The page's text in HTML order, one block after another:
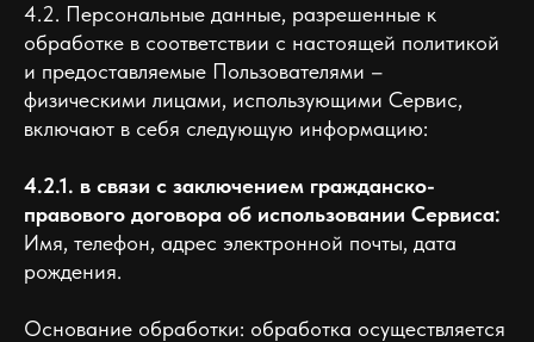
4.2. Персональные данные, разрешенные к
обработке в соответствии с настоящей политикой
и предоставляемые Пользователями –
физическими лицами, использующими Сервис,
включают в себя следующую информацию:
4.2.1. в связи с заключением гражданско-
правового договора об использовании Сервиса:
Имя, телефон, адрес электронной почты, дата
рождения.
Основание обработки: обработка осуществляется